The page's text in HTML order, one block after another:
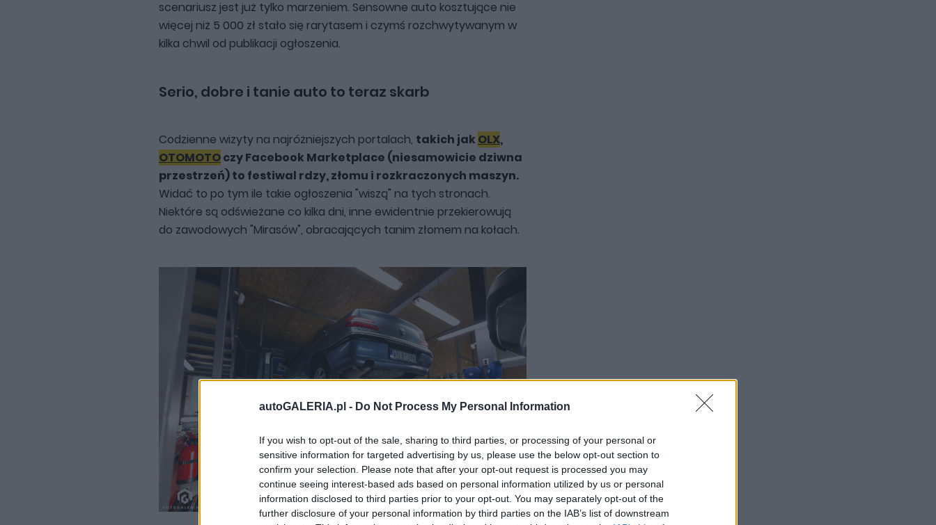
autoGALERIA.pl - Do Not Process My Personal Information
If you wish to opt-out of the sale, sharing to third parties, or processing of your personal or
sensitive information for targeted advertising by us, please use the below opt-out section to
confirm your selection. Please note that after your opt-out request is processed you may
continue seeing interest-based ads based on personal information utilized by us or personal
information disclosed to third parties prior to your opt-out. You may separately opt-out of the
further disclosure of your personal information by third parties on the IAB’s list of downstream
scenariusz jest już tylko marzeniem. Sensowne auto kosztujące nie
więcej niż 5 000 zł stało się rarytasem i czymś rozchwytywanym w
kilka chwil od publikacji ogłoszenia.
Serio, dobre i tanie auto to teraz skarb
Codzienne wizyty na najróżniejszych portalach, takich jak OLX,
OTOMOTOczy Facebook Marketplace (niesamowicie dziwna
przestrzeń) to festiwal rdzy, złomu i rozkraczonych maszyn.
Widać to po tym ile takie ogłoszenia "wiszą" na tych stronach.
Niektóre są odświeżane co kilka dni, inne ewidentnie przekierowują
do zawodowych "Mirasów", obracających tanim złomem na kołach.
Zobacz 5 zdjęć